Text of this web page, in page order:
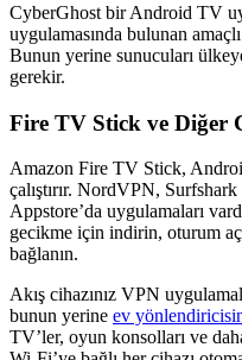
CyberGhost bir Android TV
uygulamasında bulunan
Bunun yerine sunucuları
gerekir.
Fire TV Stick ve Diğer
Amazon Fire TV Stick,
çalıştırır. NordVPN,
Appstore’da uygulamaları
gecikme için indirin, oturum
bağlanın.
Akış cihazınız VPN
bunun yerine ev
TV’ler, oyun konsolları ve